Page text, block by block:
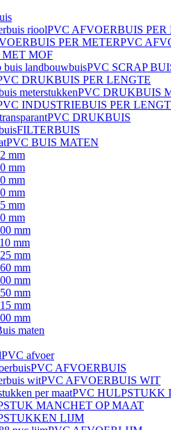
PVC AFVOERBUIS PER
PVC
MOF
PVC SCRAP
DRUKBUIS PER LENGTE
PVC DRUKBUIS
INDUSTRIEBUIS PER
PVC DRUKBUIS
FILTERBUIS
PVC BUIS MATEN
mm
mm
mm
mm
mm
mm
mm
mm
mm
mm
mm
mm
mm
mm
maten
PVC afvoer
PVC AFVOERBUIS
PVC AFVOERBUIS WIT
PVC HULPSTUKK
MANCHET OP MAAT
LIJM